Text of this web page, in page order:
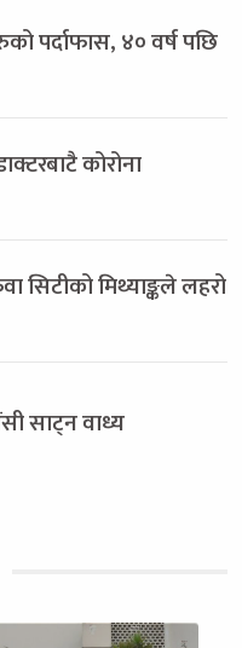
पर्दाफास, ४० वर्ष पछि
कोरोना
सिटीको मिथ्याङ्कले लहरो
साट्न वाध्य